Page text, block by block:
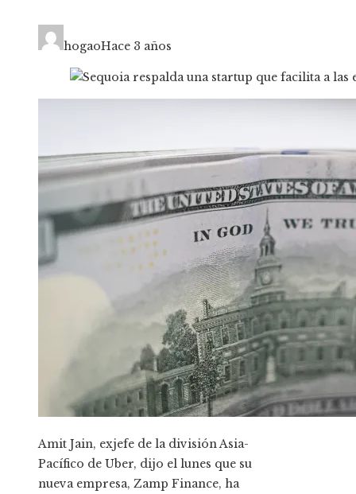
hogaoHace 3 años
Amit Jain, exjefe de la división Asia-
Pacífico de Uber, dijo el lunes que su
nueva empresa, Zamp Finance, ha